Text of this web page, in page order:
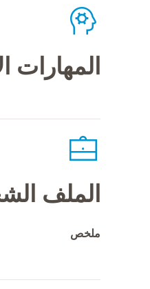
المهارات
الملف
ملخص